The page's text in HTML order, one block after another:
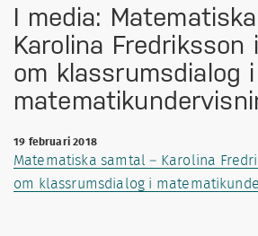
I media:
Karolina Fredriksson
om klassrumsdialog i
19 februari 2018
Matematiska samtal – Karolina
om klassrumsdialog i